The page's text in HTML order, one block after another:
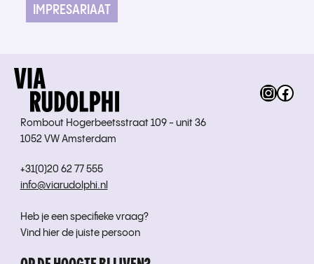
IMPRESARIAAT
Rombout Hogerbeetsstraat 109 - unit 36
1052 VW Amsterdam
+31(0)20 62 77 555
info@viarudolphi.nl
Heb je een specifieke vraag?
Vind hier de juiste persoon